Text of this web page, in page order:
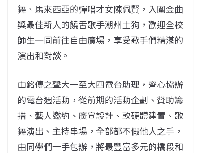
舞、馬來西亞的彈唱才女陳佩賢，入圍金曲
獎最佳新人的饒舌歌手潮州土狗，歡迎全校
師生一同前往自由廣場，享受歌手們精湛的
演出和對談。
由銘傳之聲大一至大四電台助理，齊心協辦
的電台週活動，從前期的活動企劃、贊助籌
措、藝人邀約、廣宣設計、軟硬體建置、歌
舞演出、主持串場，全部都不假他人之手，
由同學們一手包辦，將最豐富多元的橋段和